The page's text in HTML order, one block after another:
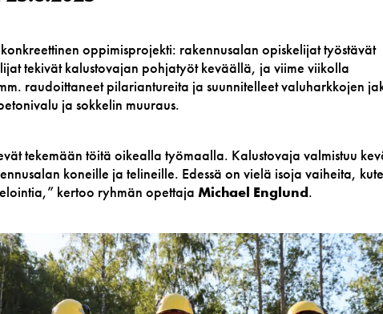
oppimisprojekti: rakennusalan opiskelijat työstävät
tekivät kalustovajan pohjatyöt keväällä, ja viime viikolla
raudoittaneet pilariantureita ja suunnitelleet valuharkkojen
ja sokkelin muuraus.
tekemään töitä oikealla työmaalla. Kalustovaja valmistuu
koneille ja telineille. Edessä on vielä isoja vaiheita,
kertoo ryhmän opettaja Michael Englund.